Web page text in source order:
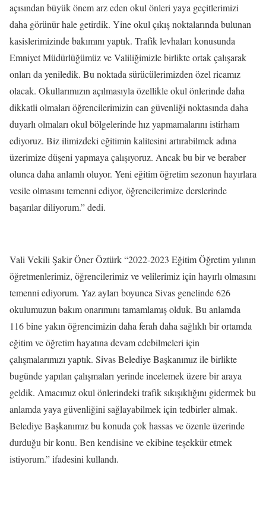
açısından büyük önem arz eden okul önleri yaya geçitlerimizi
daha görünür hale getirdik. Yine okul çıkış noktalarında bulunan
kasislerimizinde bakımını yaptık. Trafik levhaları konusunda
Emniyet Müdürlüğümüz ve Valiliğimizle birlikte ortak çalışarak
onları da yeniledik. Bu noktada sürücülerimizden özel ricamız
olacak. Okullarımızın açılmasıyla özellikle okul önlerinde daha
dikkatli olmaları öğrencilerimizin can güvenliği noktasında daha
duyarlı olmaları okul bölgelerinde hız yapmamalarını istirham
ediyoruz. Biz ilimizdeki eğitimin kalitesini artırabilmek adına
üzerimize düşeni yapmaya çalışıyoruz. Ancak bu bir ve beraber
olunca daha anlamlı oluyor. Yeni eğitim öğretim sezonun hayırlara
vesile olmasını temenni ediyor, öğrencilerimize derslerinde
başarılar diliyorum.” dedi.
Vali Vekili Şakir Öner Öztürk “2022-2023 Eğitim Öğretim yılının
öğretmenlerimiz, öğrencilerimiz ve velilerimiz için hayırlı olmasını
temenni ediyorum. Yaz ayları boyunca Sivas genelinde 626
okulumuzun bakım onarımını tamamlamış olduk. Bu anlamda
116 bine yakın öğrencimizin daha ferah daha sağlıklı bir ortamda
eğitim ve öğretim hayatına devam edebilmeleri için
çalışmalarımızı yaptık. Sivas Belediye Başkanımız ile birlikte
bugünde yapılan çalışmaları yerinde incelemek üzere bir araya
geldik. Amacımız okul önlerindeki trafik sıkışıklığını gidermek bu
anlamda yaya güvenliğini sağlayabilmek için tedbirler almak.
Belediye Başkanımız bu konuda çok hassas ve özenle üzerinde
durduğu bir konu. Ben kendisine ve ekibine teşekkür etmek
istiyorum.” ifadesini kullandı.